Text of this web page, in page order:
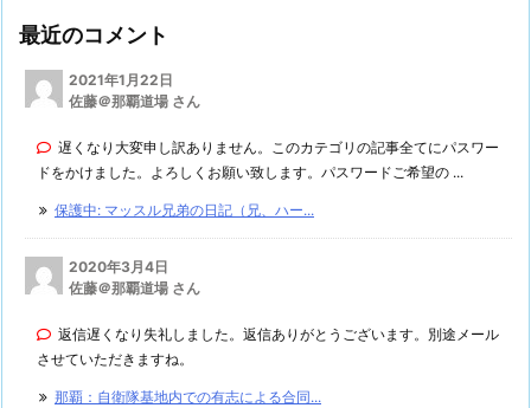
最近のコメント
2021年1月22日
佐藤＠那覇道場 さん
遅くなり大変申し訳ありません。このカテゴリの記事全てにパスワー
ドをかけました。よろしくお願い致します。パスワードご希望の ...
保護中: マッスル兄弟の日記（兄、ハー...
2020年3月4日
佐藤＠那覇道場 さん
返信遅くなり失礼しました。返信ありがとうございます。別途メール
させていただきますね。
那覇：自衛隊基地内での有志による合同...